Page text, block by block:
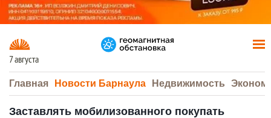
7 августа
Главная Новости Барнаула Недвижимость
Заставлять мобилизованного покупать